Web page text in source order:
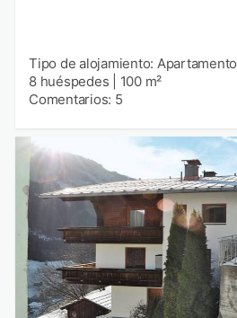
Tipo de alojamiento: Apartamento
8 huéspedes
100 m²
Comentarios: 5